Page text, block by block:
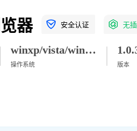
器 安全认证 无
winxp/vista/win7/win8/win8_1/win10/win11
操作系统 版本